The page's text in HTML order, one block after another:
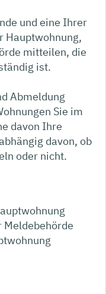
und eine Ihrer
Hauptwohnung,
mitteilen, die
ist.
Abmeldung
Sie im
davon Ihre
davon, ob
oder nicht.
Meldebehörde